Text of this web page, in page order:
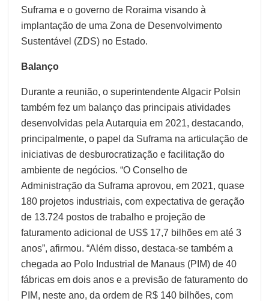
Suframa e o governo de Roraima visando à
implantação de uma Zona de Desenvolvimento
Sustentável (ZDS) no Estado.
Balanço
Durante a reunião, o superintendente Algacir Polsin
também fez um balanço das principais atividades
desenvolvidas pela Autarquia em 2021, destacando,
principalmente, o papel da Suframa na articulação de
iniciativas de desburocratização e facilitação do
ambiente de negócios. “O Conselho de
Administração da Suframa aprovou, em 2021, quase
180 projetos industriais, com expectativa de geração
de 13.724 postos de trabalho e projeção de
faturamento adicional de US$ 17,7 bilhões em até 3
anos”, afirmou. “Além disso, destaca-se também a
chegada ao Polo Industrial de Manaus (PIM) de 40
fábricas em dois anos e a previsão de faturamento do
PIM, neste ano, da ordem de R$ 140 bilhões, com